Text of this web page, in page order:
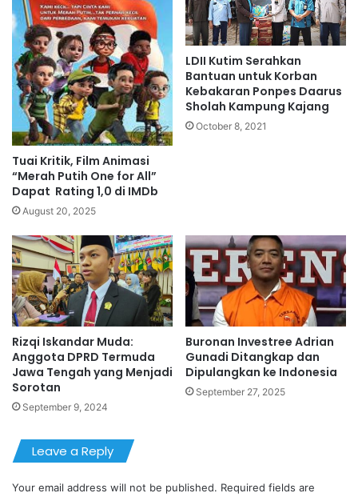
Tuai Kritik, Film Animasi
“Merah Putih One for All”
Dapat Rating 1,0 di IMDb
August 20, 2025
LDII Kutim Serahkan
Bantuan untuk Korban
Kebakaran Ponpes Daarus
Sholah Kampung Kajang
October 8, 2021
Rizqi Iskandar Muda:
Anggota DPRD Termuda
Jawa Tengah yang Menjadi
Sorotan
September 9, 2024
Buronan Investree Adrian
Gunadi Ditangkap dan
Dipulangkan ke Indonesia
September 27, 2025
Leave a Reply
Your email address will not be published. Required fields are